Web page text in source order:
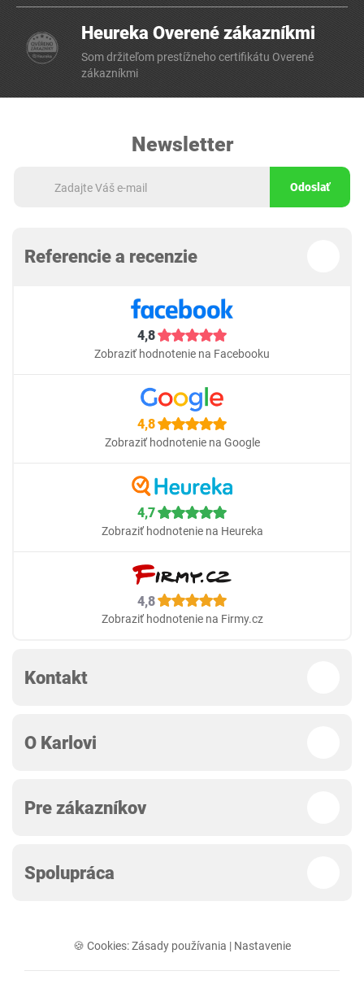
Heureka Overené zákazníkmi
Som držiteľom prestížneho certifikátu Overené
zákazníkmi
Newsletter
Odoslať
Referencie a recenzie
4,8
Zobraziť hodnotenie na Facebooku
4,8
Zobraziť hodnotenie na Google
4,7
Zobraziť hodnotenie na Heureka
4,8
Zobraziť hodnotenie na Firmy.cz
Kontakt
O Karlovi
Pre zákazníkov
Spolupráca
🍪 Cookies:Zásady používania | Nastavenie